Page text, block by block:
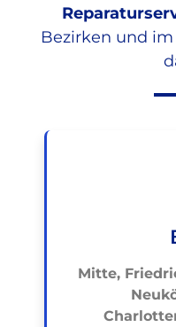
Bezirken und
Mitte,